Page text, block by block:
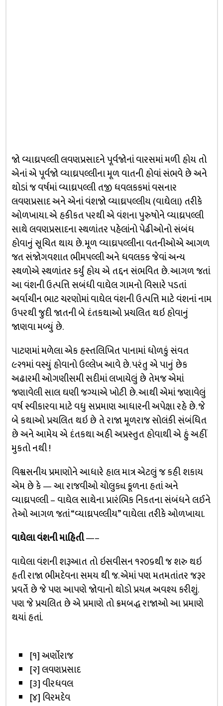
જો વ્યાઘ્રપલ્લી લવણપ્રસાદને પૂર્વજોનાં વારસમાં મળી હોય તો
એનાં એ પૂર્વજો વ્યાઘ્રપલ્લીના મૂળ વાતની હોવાં સંભવે છે અને
થોડાં જ વર્ષમાં વ્યાઘ્રપલ્લી તજી ધવલકકમાં વસનાર
લવણપ્રસાદ અને એનાં વંશજો વ્યાઘ્રપલ્લીય (વાઘેલા) તરીકે
ઓળખાયા. એ હકીકત પરથી એ વંશના પુરુષોને વ્યાઘ્રપલ્લી
સાથે લવણપ્રસાદના સ્થળાંતર પહેલાંનો પેઢીઓનો સંબંધ
હોવાનું સૂચિત થાય છે. મૂળ વ્યાઘ્રપલ્લીના વતનીઓએ આગળ
જત સંજોગવશાત ભીમપલ્લી અને ધવલકક જેવાં અન્ય
સ્થળોએ સ્થળાંતર કર્યું હોય એ તદ્દન સંભવિત છે. આગળ જતાં
આ વંશની ઉત્પત્તિ સબંધી વાઘેલ ગામનો વિસારે પડતાં
અર્વાચીન ભાટ ચરણોમાં વાઘેલ વંશની ઉત્પત્તિ માટે વંશનાં નામ
ઉપરથી જુદી જાતની બે દંતકથાઓ પ્રચલિત થઇ હોવાનું
જાણવા મળ્યું છે.
પાટણમાં મળેલા એક હસ્તલિખિત પાનામાં ધોળકું સંવત
૯૨૧માં વસ્યું હોવાનો ઉલ્લેખ આવે છે. પરંતુ એ પાનું છેક
અઢારમી ઓગણીસમી સદીમાં લખાયેલું છે તેમજ એમાં
જણાવેલી સાલ ઘણી જગ્યાએ ખોટી છે. આથી એમાં જણાવેલું
વર્ષ સ્વીકારવા માટે વધુ સપ્રમાણ આધારની અપેક્ષા રહે છે. જે
બે કથાઓ પ્રચલિત થઇ છે તે રાજા મૂળરાજ સોલંકી સંબંધિત
છે અને આમેય એ દંતકથા અહી અપ્રસ્તુત હોવાથી એ હું અહીં
મુકતો નથી !
વિશ્વસનીય પ્રમાણોને આધારે હાલ માત્ર એટલું જ કહી શકાય
એમ છે કે — આ રાજવીઓ ચોલુક્ય કૂળના હતાં અને
વ્યાઘ્રપલ્લી – વાઘેલ સાથેના પ્રારંભિક નિકતના સંબંધને લઈને
તેઓ આગળ જતાં “વ્યાઘ્રપલ્લીય” વાઘેલા તરીકે ઓળખાયા.
વાઘેલા વંશની માહિતી—–
વાઘેલા વંશની શરૂઆત તો ઇસવીસન ૧૨૦૬થી જ શરુ થઇ
હતી રાજા ભીમદેવના સમય થી જ. એમાં પણ મતમતાંતર જરૂર
પ્રવર્તે છે જે પણ આપણે જોવાનો થોડો પ્રયત્ન અવશ્ય કરીશું.
પણ જે પ્રચલિત છે એ પ્રમાણે તો ક્રમબદ્ધ રાજાઓ આ પ્રમાણે
થયાં હતાં.
[૧] અર્ણોરાજ
[૨] લવણપ્રસાદ
[૩] વીરધવલ
[૪] વિરમદેવ